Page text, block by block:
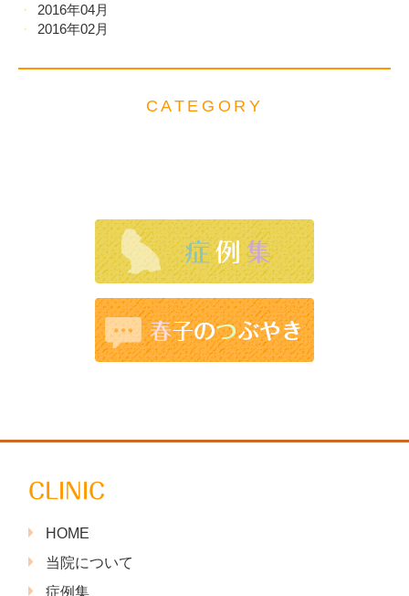
2016年04月
2016年02月
CATEGORY
CLINIC
HOME
当院について
症例集